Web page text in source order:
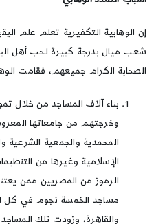
إن الوهابية التكفيرية تعلم علم
شعب ميال بدرجة كبيرة لحب أهل
الصحابة الكرام جميعهم، فقامت
بناء آلاف المساجد من خلال
وخرجتهم من جامعاتها
المحمدية والجمعية الشرعية
الإسلامية وغيرها من
الرموز من المصريين ممن
مساجد الخمسة نجوم في كل
والقاهرة، وزودت تلك المساجد